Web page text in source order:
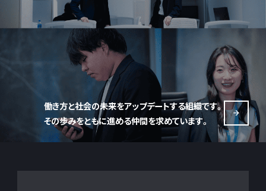
働き方と社会の未来をアップデートする組織です。
その歩みをともに進める仲間を求めています。